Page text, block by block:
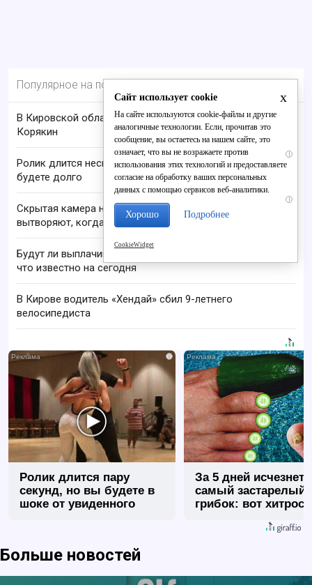
Популярное на портале
В Кировской области пропал 68-летний Анатолий
Корякин
i
Ролик длится несколько секунд, а смеяться вы
будете долго
i
Скрытая камера на пляже Крыма: Что люди
вытворяют, когда их не видят...
Будут ли выплачивать 13-ю пенсию в 2026 году:
что известно на сегодня
В Кирове водитель «Хендай» сбил 9-летнего
велосипедиста
i
Ролик длится пару
секунд, но вы будете в
шоке от увиденного
За 5 дней исчезнет
самый застарелый
грибок: вот
Больше новостей
x
Сайт использует cookie
На сайте используются cookie-файлы и другие
аналогичные технологии. Если, прочитав это
сообщение, вы остаетесь на нашем сайте, это
означает, что вы не возражаете против
использования этих технологий и предоставляете
согласие на обработку ваших персональных
данных с помощью сервисов веб-аналитики.
Хорошо Подробнее
CookieWidget